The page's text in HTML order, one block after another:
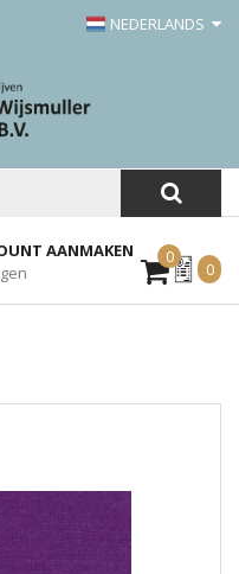
NEDERLANDS
AANMAKEN
0Mijn
Offerte
0